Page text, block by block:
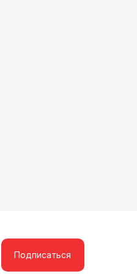
Подписаться